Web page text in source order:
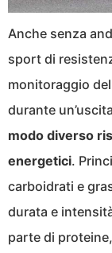
Anche senza
sport di
monitoraggio
durante
modo diverso
energetici.
carboidrati e
durata e
parte di